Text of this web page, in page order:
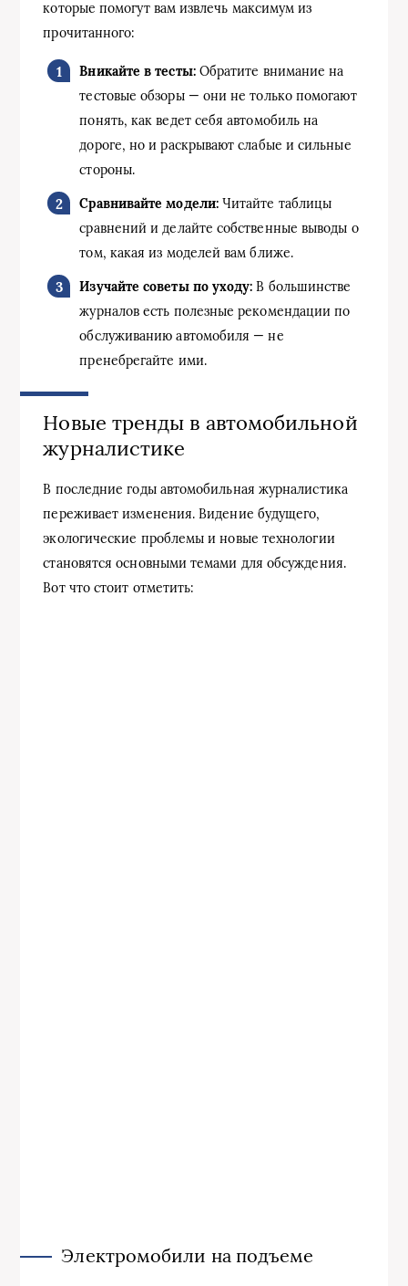
которые помогут вам извлечь максимум из
прочитанного:
Вникайте в тесты:Обратите внимание на
тестовые обзоры — они не только помогают
понять, как ведет себя автомобиль на
дороге, но и раскрывают слабые и сильные
стороны.
Сравнивайте модели:Читайте таблицы
сравнений и делайте собственные выводы о
том, какая из моделей вам ближе.
Изучайте советы по уходу: В большинстве
журналов есть полезные рекомендации по
обслуживанию автомобиля — не
пренебрегайте ими.
Новые тренды в автомобильной
журналистике
В последние годы автомобильная журналистика
переживает изменения. Видение будущего,
экологические проблемы и новые технологии
становятся основными темами для обсуждения.
Вот что стоит отметить:
Электромобили на подъеме